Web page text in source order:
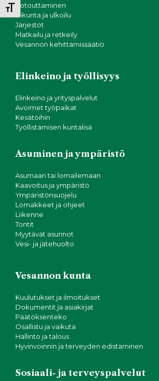
Toggle Font size
Kotouttaminen
Liikunta ja ulkoilu
Järjestöt
Matkailu ja retkeily
Vesannon kehittämissäätiö
Elinkeino ja työllisyys
Elinkeino ja yrityspalvelut
Avoimet työpaikat
Kesätöihin
Työllistämisen kuntalisä
Asuminen ja ympäristö
Asumaan tai lomailemaan
Kaavoitus ja ympäristö
Ympäristönsuojelu
Lomakkeet ja ohjeet
Liikenne
Tontit
Myytävät asunnot
Vesi- ja jätehuolto
Vesannon kunta
Kuulutukset ja ilmoitukset
Dokumentit ja asiakirjat
Päätöksenteko
Osallistu ja vaikuta
Hallinto ja talous
Hyvinvoinnin ja terveyden edistäminen
Sosiaali- ja terveyspalvelut